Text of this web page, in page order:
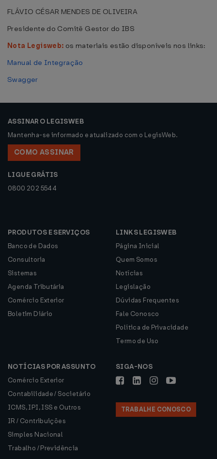
FLÁVIO CÉSAR MENDES DE OLIVEIRA
Presidente do Comitê Gestor do IBS
Nota Legisweb: os materiais estão disponíveis nos links:
Manual de Integração
Swagger
ASSINAR O LEGISWEB
Mantenha-se informado e atualizado com o LegisWeb.
COMO ASSINAR
LIGUE GRÁTIS
0800 202 5544
PRODUTOS E SERVIÇOS
Banco de Dados
Consultoria
Sistemas
Agenda Tributária
Comércio Exterior
Boletim Diário
LINKS LEGISWEB
Página Inicial
Quem Somos
Notícias
Legislação
Dúvidas Frequentes
Fale Conosco
Política de Privacidade
Termo de Uso
NOTÍCIAS POR ASSUNTO
Comércio Exterior
Contabilidade / Societário
ICMS, IPI, ISS e Outros
IR / Contribuições
Simples Nacional
Trabalho / Previdência
SIGA-NOS
TRABALHE CONOSCO